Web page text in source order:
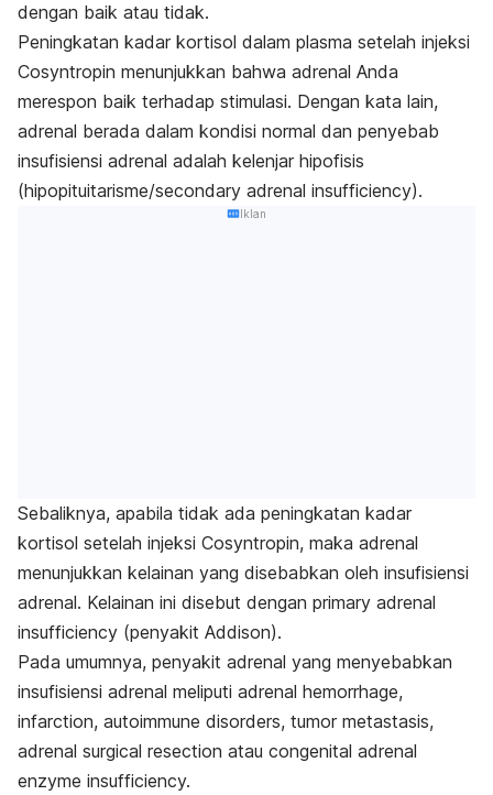
dengan baik atau tidak.
Peningkatan kadar kortisol dalam plasma setelah injeksi
Cosyntropin menunjukkan bahwa adrenal Anda
merespon baik terhadap stimulasi. Dengan kata lain,
adrenal berada dalam kondisi normal dan penyebab
insufisiensi adrenal adalah kelenjar hipofisis
(hipopituitarisme/secondary adrenal insufficiency).
Iklan
Sebaliknya, apabila tidak ada peningkatan kadar
kortisol setelah injeksi Cosyntropin, maka adrenal
menunjukkan kelainan yang disebabkan oleh insufisiensi
adrenal. Kelainan ini disebut dengan primary adrenal
insufficiency (penyakit Addison).
Pada umumnya, penyakit adrenal yang menyebabkan
insufisiensi adrenal meliputi adrenal hemorrhage,
infarction, autoimmune disorders, tumor metastasis,
adrenal surgical resection atau congenital adrenal
enzyme insufficiency.